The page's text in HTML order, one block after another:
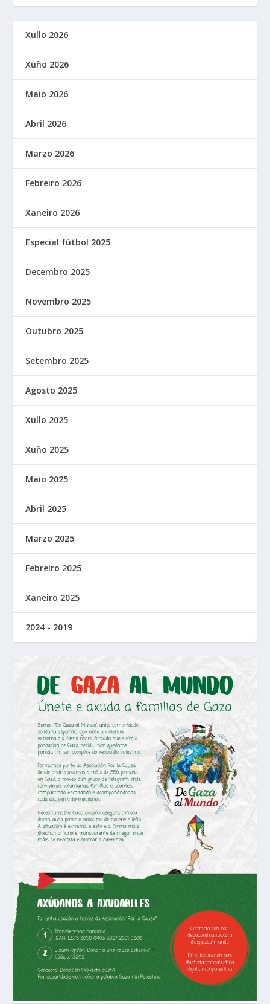
Xullo 2026
Xuño 2026
Maio 2026
Abril 2026
Marzo 2026
Febreiro 2026
Xaneiro 2026
Especial fútbol 2025
Decembro 2025
Novembro 2025
Outubro 2025
Setembro 2025
Agosto 2025
Xullo 2025
Xuño 2025
Maio 2025
Abril 2025
Marzo 2025
Febreiro 2025
Xaneiro 2025
2024 - 2019